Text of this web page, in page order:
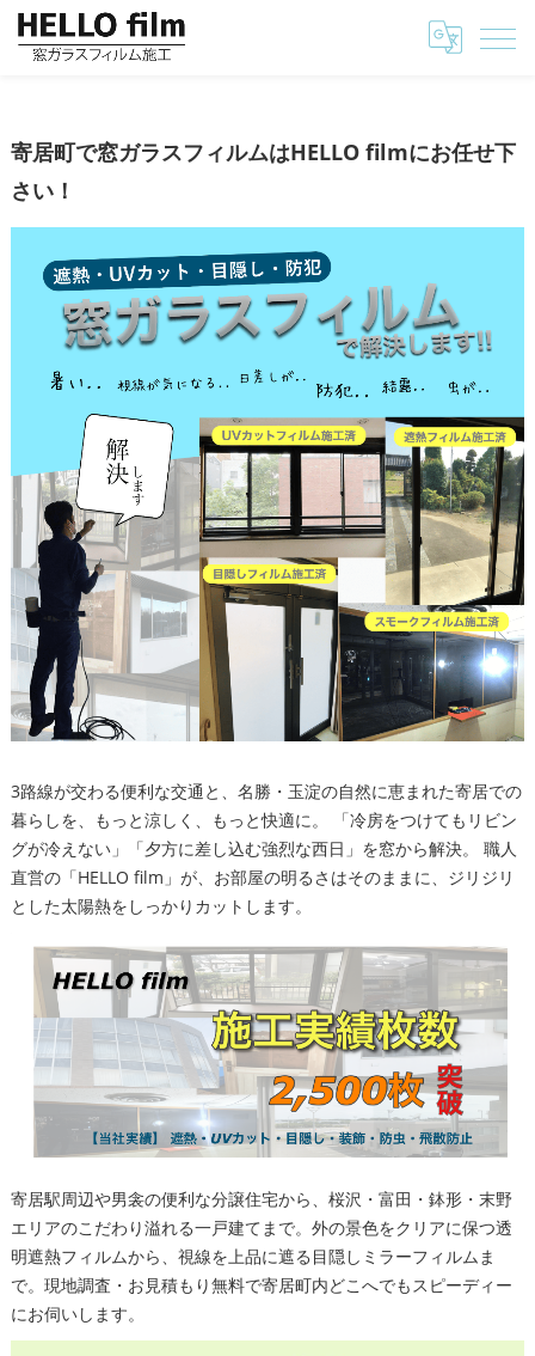
寄居町で窓ガラスフィルムはHELLO filmにお任せ
寄居町で窓ガラスフィルムはHELLO filmにお任せ下
さい！
3路線が交わる便利な交通と、名勝・玉淀の自然に恵まれた寄居での
暮らしを、もっと涼しく、もっと快適に。 「冷房をつけてもリビン
グが冷えない」「夕方に差し込む強烈な西日」を窓から解決。 職人
直営の「HELLO film」が、お部屋の明るさはそのままに、ジリジリ
とした太陽熱をしっかりカットします。
寄居駅周辺や男衾の便利な分譲住宅から、桜沢・富田・鉢形・末野
エリアのこだわり溢れる一戸建てまで。外の景色をクリアに保つ透
明遮熱フィルムから、視線を上品に遮る目隠しミラーフィルムま
で。現地調査・お見積もり無料で寄居町内どこへでもスピーディー
にお伺いします。